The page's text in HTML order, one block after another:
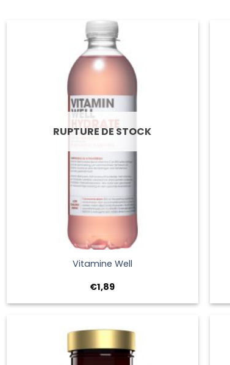
RUPTURE DE STOCK
Vitamine Well
€1,89